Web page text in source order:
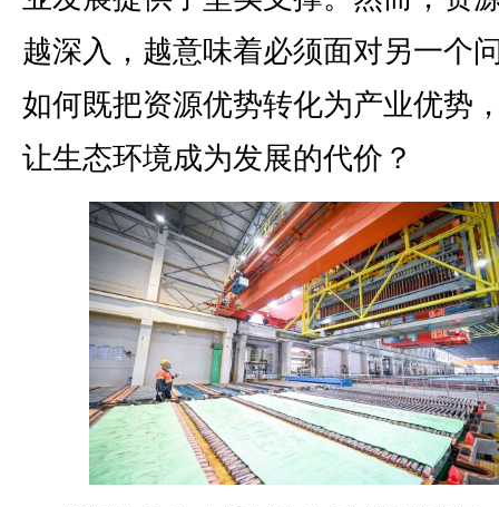
越深入，越意味着必须面对另一个
如何既把资源优势转化为产业优势
让生态环境成为发展的代价？